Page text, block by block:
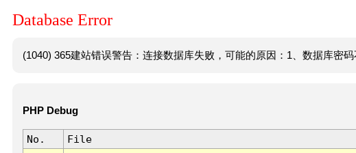
Database Error
(1040) 365建站错误警告：连接数据库失败，可能的原因：1、数据库密码
PHP Debug
No. File